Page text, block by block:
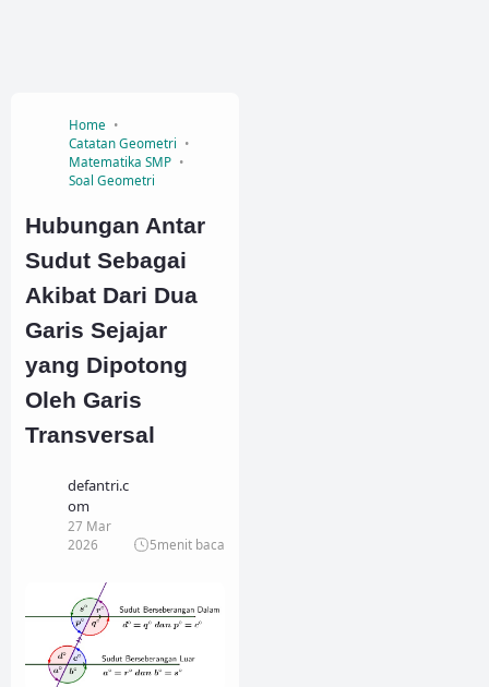
Home
Catatan Geometri
Matematika SMP
Soal Geometri
Hubungan Antar
Sudut Sebagai
Akibat Dari Dua
Garis Sejajar
yang Dipotong
Oleh Garis
Transversal
defantri.c
om
27 Mar
2026
5menit baca